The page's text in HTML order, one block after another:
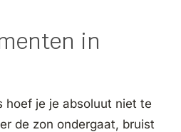
in
hoef je je absoluut niet te
de zon ondergaat, bruist